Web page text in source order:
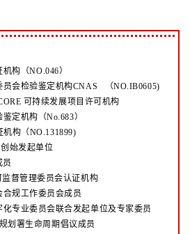
构（NO.046）
员会检验鉴定机构CNAS （NO.IB0605)
可持续发展项目许可机构
定机构（No.683）
机构（NO.131899)
始发起单位
员
督管理委员会认证机构
合规工作委员会成员
化专业委员会联合发起单位及专家委员
划署生命周期倡议成员